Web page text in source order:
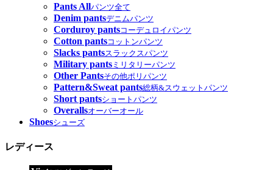
Pants Allパンツ全て
Denim pantsデニムパンツ
Corduroy pantsコーデュロイパンツ
Cotton pantsコットンパンツ
Slacks pantsスラックスパンツ
Military pants ミリタリーパンツ
Other Pantsその他ポリパンツ
Pattern&Sweat pants総柄&スウェットパンツ
Short pantsショートパンツ
Overallsオーバーオール
Shoesシューズ
レディース